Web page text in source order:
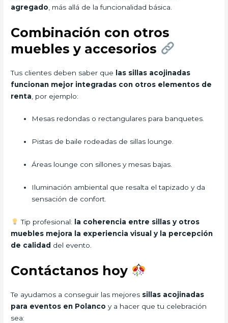
agregado , más allá de la funcionalidad básica.
Combinación con otros
muebles y accesorios
Tus clientes deben saber que las sillas acojinadas
funcionan mejor integradas con otros elementos de
renta , por ejemplo:
Mesas redondas o rectangulares para banquetes.
Pistas de baile rodeadas de sillas lounge.
Áreas lounge con sillones y mesas bajas.
Iluminación ambiental que resalta el tapizado y da
sensación de confort.
Tip profesional:
la coherencia entre sillas y otros
muebles mejora la experiencia visual y la percepción
de calidad del evento.
Contáctanos hoy
Te ayudamos a conseguir las mejores sillas acojinadas
para eventos en Polancoy a hacer que tu celebración
sea: